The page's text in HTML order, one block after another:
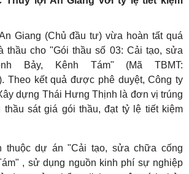
Giang (Chủ đầu tư) vừa hoàn tất quá
thầu cho "Gói thầu số 03: Cải tạo, sửa
Bảy, Kênh Tám" (Mã TBMT:
Theo kết quả được phê duyệt, Công ty
dựng Thái Hưng Thịnh là đơn vị trúng
thầu sát giá gói thầu, đạt tỷ lệ tiết kiệm
thuộc dự án "Cải tạo, sửa chữa cống
, sử dụng nguồn kinh phí sự nghiệp